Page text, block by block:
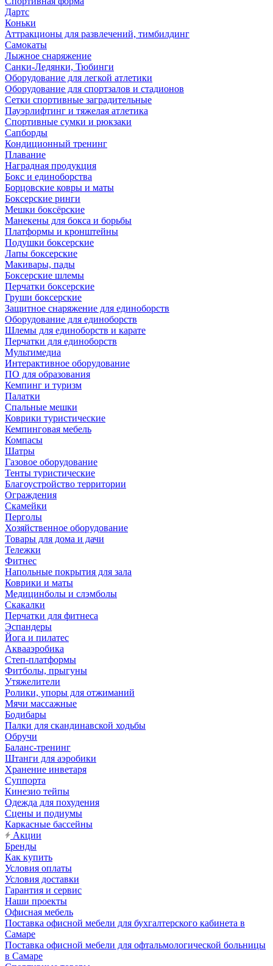
Дартс
Коньки
Аттракционы для развлечений, тимбилдинг
Самокаты
Лыжное снаряжение
Санки-Ледянки, Тюбинги
Оборудование для легкой атлетики
Оборудование для спортзалов и стадионов
Сетки спортивные заградительные
Пауэрлифтинг и тяжелая атлетика
Спортивные сумки и рюкзаки
Сапборды
Кондиционный тренинг
Плавание
Наградная продукция
Бокс и единоборства
Борцовские ковры и маты
Боксерские ринги
Мешки боксёрские
Манекены для бокса и борьбы
Платформы и кронштейны
Подушки боксерские
Лапы боксерские
Макивары, пады
Боксерские шлемы
Перчатки боксерские
Груши боксерские
Защитное снаряжение для единоборств
Оборудование для единоборств
Шлемы для единоборств и карате
Перчатки для единоборств
Мультимедиа
Интерактивное оборудование
ПО для образования
Кемпинг и туризм
Палатки
Спальные мешки
Коврики туристические
Кемпинговая мебель
Компасы
Шатры
Газовое оборудование
Тенты туристические
Благоустройство территории
Ограждения
Скамейки
Перголы
Хозяйственное оборудование
Товары для дома и дачи
Тележки
Фитнес
Напольные покрытия для зала
Коврики и маты
Медицинболы и слэмболы
Скакалки
Перчатки для фитнеса
Эспандеры
Йога и пилатес
Аквааэробика
Степ-платформы
Фитболы, прыгуны
Утяжелители
Ролики, упоры для отжиманий
Мячи массажные
Бодибары
Палки для скандинавской ходьбы
Обручи
Баланс-тренинг
Штанги для аэробики
Хранение инветаря
Суппорта
Кинезио тейпы
Одежда для похудения
Сцены и подиумы
Каркасные бассейны
Акции
Бренды
Как купить
Условия оплаты
Условия доставки
Гарантия и сервис
Наши проекты
Офисная мебель
Поставка офисной мебели для бухгалтерского кабинета в
Самаре
Поставка офисной мебели для офтальмологической больницы
в Самаре